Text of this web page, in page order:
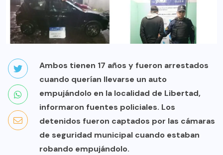
Ambos tienen 17 años y fueron arrestados
cuando querían llevarse un auto
empujándolo en la localidad de Libertad,
informaron fuentes policiales. Los
detenidos fueron captados por las cámaras
de seguridad municipal cuando estaban
robando empujándolo.